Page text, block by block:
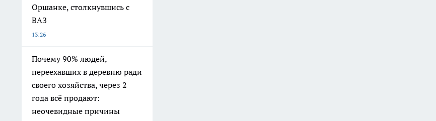
Оршанке, столкнувшись с
ВАЗ
13:26
Почему 90% людей,
переехавших в деревню ради
своего хозяйства, через 2
года всё продают:
неочевидные причины